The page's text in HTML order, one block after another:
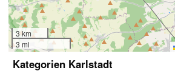
3 km
3 mi
Kategorien Karlstadt